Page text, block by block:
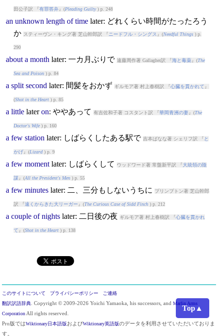
Top▲
田公子訳 『有罪答弁』(Pleading Guilty) p. 248
an unknown length of time later: どれくらい時間がたったろう
か スティーヴン・キング著 芝山幹郎訳 『 ニードフル・シングス 』(Needful Things) p.
290
about a month later: 一カ月ぶりで 遠藤周作著 Gallagher訳 『海と毒薬』(The
Sea and Poison) p. 84
a split second later: 間髪をおかず ギルモア著 村上春樹訳 『心臓を貫かれて 』
(Shot in the Heart) p. 85
a little later on: ややあって 有吉佐和子著 コスタント訳 『華岡青洲の妻』(The
Doctor's Wife) p. 160
a few station later: しばらくしたある駅で 吉本ばなな著 シェリフ訳 『 と
かげ 』(Lizard) p. 9
a few moment later: しばらくして ウッドワード著 常盤新平訳 『 大統領の陰
謀』(All the President's Men) p. 55
a few minutes later: 二、三分もしないうちに プリンプトン著 芝山幹郎
訳 『遠くからきた大リーガー 』(The Curious Case of Sidd Finch) p. 212
a couple of nights later: 二日後の夜 ギルモア著 村上春樹訳 『心臓を貫かれ
て 』(Shot in the Heart) p. 138
このサイトについて プライバシーポリシー
ご連絡
翻訳訳語辞典 . Copyright © 2009-2026 Yoichi Yamaoka, his successors, and Marlin Arms
Corporation All rights reserved.
Pro版ではWiktionary日本語版およびWiktionary英語版のデータを利用させていただいておりま
す。